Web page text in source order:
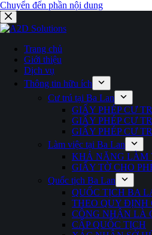
Chuyển đến phần nội dung
Trang chủ
Giới thiệu
Dịch vụ
Thông tin hữu ích
Cư trú tại Ba Lan
GIẤY PHÉP CƯ
GIẤY PHÉP CƯ
GIẤY PHÉP CƯ
Làm việc tại Ba Lan
KHẢ NĂNG LÀM
GIẤY TỜ CHO
Quốc tịch Ba Lan
QUỐC TỊCH BA
THEO QUY ĐỊNH
CÔNG NHẬN LÀ
CẤP QUỐC TỊCH